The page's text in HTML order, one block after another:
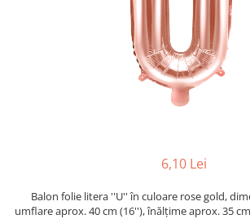
6,10 Lei
Balon folie litera ''U'' în culoare rose gold,
umflare aprox. 40 cm (16''), înălțime aprox. 35